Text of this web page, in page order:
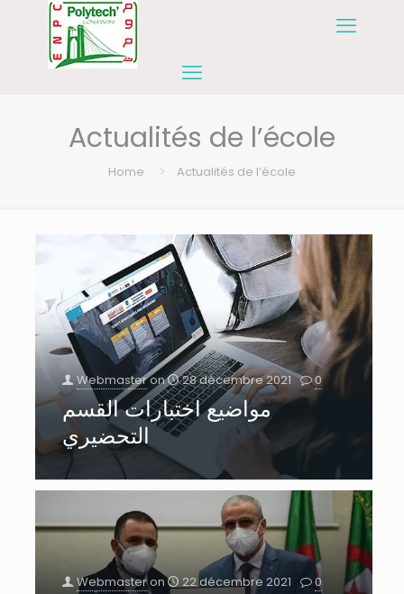
Actualités de l’école
Home Actualités de l’école
Webmasteron 28 décembre 2021 0
مواضيع اختبارات القسم
التحضيري
Webmasteron 22 décembre 2021 0